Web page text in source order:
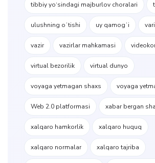
tibbiy yo‘sindagi majburlov choralari
ulushning oʻtishi uy qamogʻi
vazir vazirlar mahkamasi
virtual bezorilik virtual dunyo
voyaga yetmagan shaxs voyaga
Web 2.0 platformasi xabar bergan
xalqaro hamkorlik xalqaro huquq
xalqaro normalar xalqaro tajriba